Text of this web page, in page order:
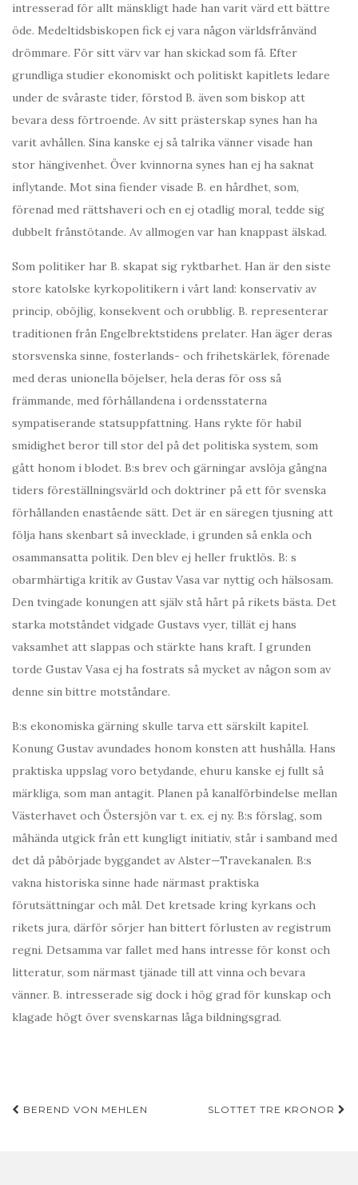
intresserad för allt mänskligt hade han varit värd ett bättre
öde. Medeltidsbiskopen fick ej vara någon världsfrånvänd
drömmare. För sitt värv var han skickad som få. Efter
grundliga studier ekonomiskt och politiskt kapitlets ledare
under de svåraste tider, förstod B. även som biskop att
bevara dess förtroende. Av sitt prästerskap synes han ha
varit avhållen. Sina kanske ej så talrika vänner visade han
stor hängivenhet. Över kvinnorna synes han ej ha saknat
inflytande. Mot sina fiender visade B. en hårdhet, som,
förenad med rättshaveri och en ej otadlig moral, tedde sig
dubbelt frånstötande. Av allmogen var han knappast älskad.
Som politiker har B. skapat sig ryktbarhet. Han är den siste
store katolske kyrkopolitikern i vårt land: konservativ av
princip, oböjlig, konsekvent och orubblig. B. representerar
traditionen från Engelbrektstidens prelater. Han äger deras
storsvenska sinne, fosterlands- och frihetskärlek, förenade
med deras unionella böjelser, hela deras för oss så
främmande, med förhållandena i ordensstaterna
sympatiserande statsuppfattning. Hans rykte för habil
smidighet beror till stor del på det politiska system, som
gått honom i blodet. B:s brev och gärningar avslöja gångna
tiders föreställningsvärld och doktriner på ett för svenska
förhållanden enastående sätt. Det är en säregen tjusning att
följa hans skenbart så invecklade, i grunden så enkla och
osammansatta politik. Den blev ej heller fruktlös. B: s
obarmhärtiga kritik av Gustav Vasa var nyttig och hälsosam.
Den tvingade konungen att själv stå hårt på rikets bästa. Det
starka motståndet vidgade Gustavs vyer, tillät ej hans
vaksamhet att slappas och stärkte hans kraft. I grunden
torde Gustav Vasa ej ha fostrats så mycket av någon som av
denne sin bittre motståndare.
B:s ekonomiska gärning skulle tarva ett särskilt kapitel.
Konung Gustav avundades honom konsten att hushålla. Hans
praktiska uppslag voro betydande, ehuru kanske ej fullt så
märkliga, som man antagit. Planen på kanalförbindelse mellan
Västerhavet och Östersjön var t. ex. ej ny. B:s förslag, som
måhända utgick från ett kungligt initiativ, står i samband med
det då påbörjade byggandet av Alster—Travekanalen. B:s
vakna historiska sinne hade närmast praktiska
förutsättningar och mål. Det kretsade kring kyrkans och
rikets jura, därför sörjer han bittert förlusten av registrum
regni. Detsamma var fallet med hans intresse för konst och
litteratur, som närmast tjänade till att vinna och bevara
vänner. B. intresserade sig dock i hög grad för kunskap och
klagade högt över svenskarnas låga bildningsgrad.
Inläggsnavigering
BEREND VON MEHLEN SLOTTET TRE KRONOR